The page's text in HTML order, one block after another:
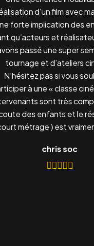
d’un film avec
forte implication des
qu’acteurs et
passé une super
tournage et d’ateliers
N’hésitez pas si vous
à une « classe
sont très
des enfants et le
métrage ) est
chris soc